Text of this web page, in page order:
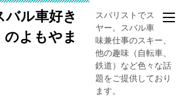
ル車好き
のよもやま
スバリストでスキー
ヤー。スバル車、趣
味兼仕事のスキー、
他の趣味（自転車、
鉄道）など色々な話
題をご提供しており
ます。